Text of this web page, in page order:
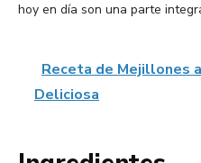
hoy en día son una parte
Receta de Mejillones
Deliciosa